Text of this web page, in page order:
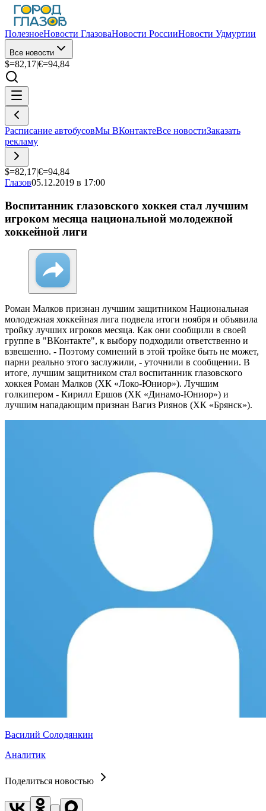
ПолезноеНовости ГлазоваНовости РоссииНовости Удмуртии
Все новости
$=82,17|€=94,84
Расписание автобусовМы ВКонтактеВсе новостиЗаказать
рекламу
$=82,17|€=94,84
Глазов05.12.2019 в 17:00
Воспитанник глазовского хоккея стал лучшим
игроком месяца национальной молодежной
хоккейной лиги
Роман Малков признан лучшим защитником Национальная
молодежная хоккейная лига подвела итоги ноября и объявила
тройку лучших игроков месяца. Как они сообщили в своей
группе в "ВКонтакте", к выбору подходили ответственно и
взвешенно. - Поэтому сомнений в этой тройке быть не может,
парни реально этого заслужили, - уточнили в сообщении. В
итоге, лучшим защитником стал воспитанник глазовского
хоккея Роман Малков (ХК «Локо-Юниор»). Лучшим
голкипером - Кирилл Ершов (ХК «Динамо-Юниор») и
лучшим нападающим признан Вагиз Риянов (ХК «Брянск»).
Василий Солодянкин
Аналитик
Поделиться новостью